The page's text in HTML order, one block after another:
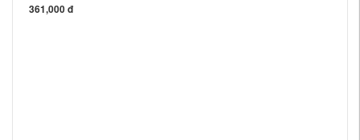
361,000 đ